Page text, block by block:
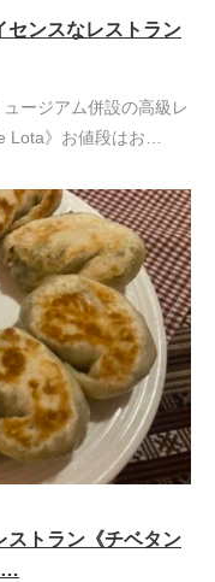
センスなレストラン
ージアム併設の高級レ
Lota》お値段はお…
ストラン《チベタン
…